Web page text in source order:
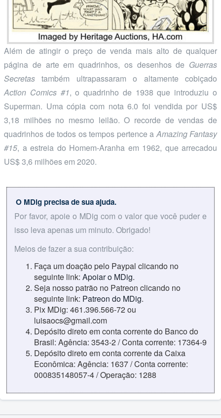
Além de atingir o preço de venda mais alto de qualquer
página de arte em quadrinhos, os desenhos de Guerras
Secretas também ultrapassaram o altamente cobiçado
Action Comics #1, o quadrinho de 1938 que introduziu o
Superman. Uma cópia com nota 6.0 foi vendida por US$
3,18 milhões no mesmo leilão. O recorde de vendas de
quadrinhos de todos os tempos pertence aAmazing Fantasy
#15, a estreia do Homem-Aranha em 1962, que arrecadou
US$ 3,6 milhões em 2020.
O MDig precisa de sua ajuda.
Por favor, apoie o MDig com o valor que você puder e
isso leva apenas um minuto. Obrigado!
Meios de fazer a sua contribuição:
Faça um doação pelo Paypal clicando no
seguinte link: Apoiar o MDig.
Seja nosso patrão no Patreon clicando no
seguinte link: Patreon do MDig.
Pix MDig: 461.396.566-72 ou
luisaocs@gmail.com
Depósito direto em conta corrente do Banco do
Brasil: Agência: 3543-2 / Conta corrente: 17364-9
Depósito direto em conta corrente da Caixa
Econômica: Agência: 1637 / Conta corrente:
000835148057-4 / Operação: 1288